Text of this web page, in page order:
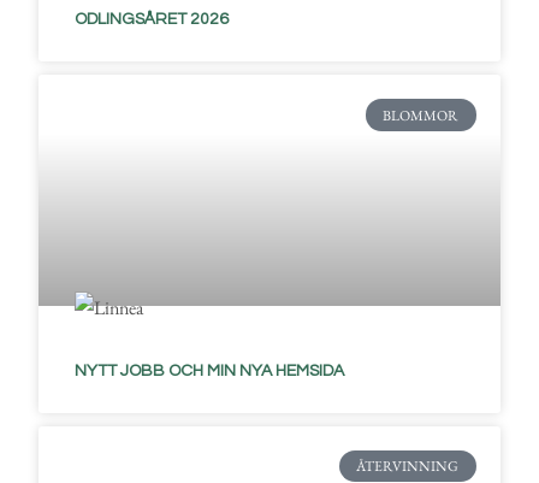
ODLINGSÅRET 2026
BLOMMOR
NYTT JOBB OCH MIN NYA HEMSIDA
ÅTERVINNING